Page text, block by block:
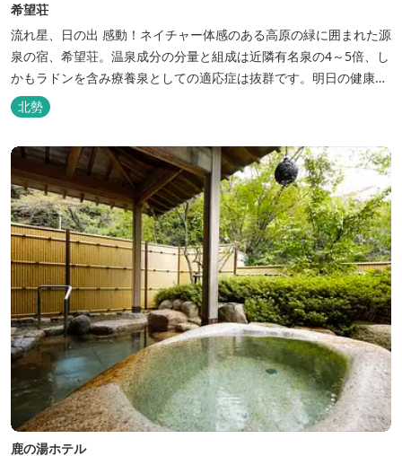
希望荘
流れ星、日の出 感動！ネイチャー体感のある高原の緑に囲まれた源
泉の宿、希望荘。温泉成分の分量と組成は近隣有名泉の4～5倍、し
かもラドンを含み療養泉としての適応症は抜群です。明日の健康
に、ご宿泊はもちろん日帰り入浴もお気軽にお立ち寄り下さい。 熱
気浴ラドンの泉も新たにオープン！ぜひご利用ください。
北勢
鹿の湯ホテル